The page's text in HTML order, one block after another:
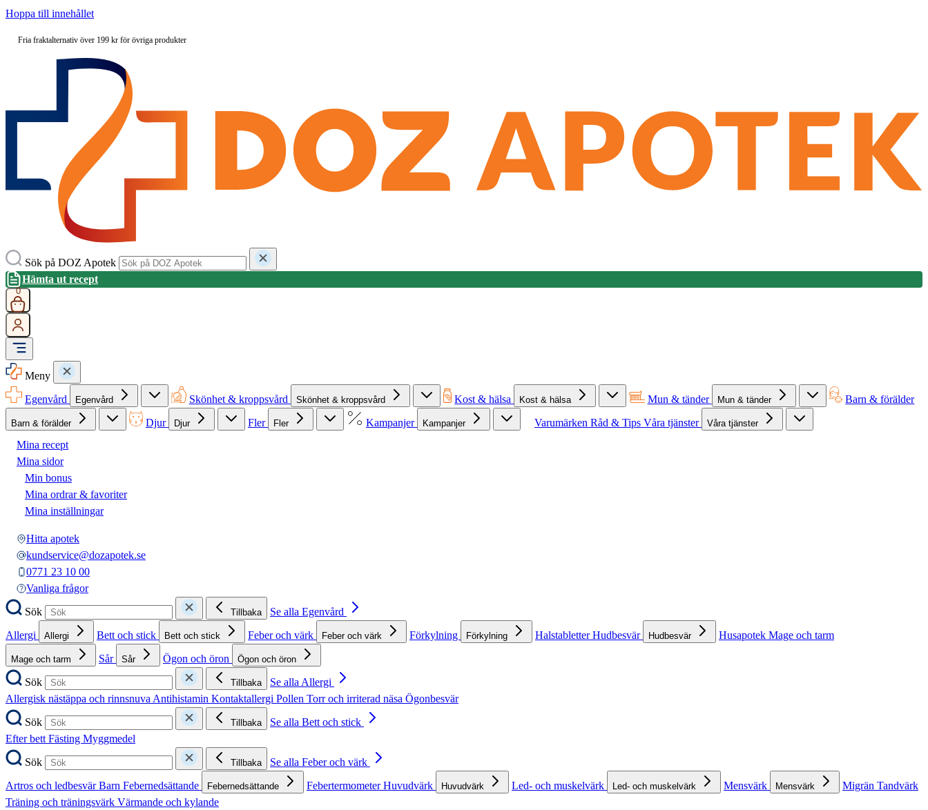
Hoppa till innehållet
Fria fraktalternativ över 199 kr för övriga produkter
Sök på DOZ Apotek
Hämta ut recept
0
Meny
Egenvård
Egenvård Skönhet & kroppsvård Skönhet & kroppsvård Kost & hälsa Kost & hälsa Mun & tänder Mun & tänder Barn & förälder
Barn & förälder Djur Djur Fler Fler Kampanjer Kampanjer Varumärken Råd & Tips Våra tjänster Våra tjänster
Mina recept
Mina sidor
Min bonus
Mina ordrar & favoriter
Mina inställningar
Hitta apotek
kundservice@dozapotek.se
0771 23 10 00
Vanliga frågor
Sök
Tillbaka
Se alla Egenvård
Allergi
Allergi Bett och stick Bett och stick Feber och värk Feber och värk Förkylning Förkylning HalstabletterHudbesvär Hudbesvär Husapotek Mage och tarm
Mage och tarm Sår Sår Ögon och öron Ögon och öron
Sök Tillbaka
Se alla Allergi
Allergisk nästäppa och rinnsnuva Antihistamin Kontaktallergi Pollen Torr och irriterad näsa Ögonbesvär
Sök
Tillbaka
Se alla Bett och stick
Efter bett Fästing Myggmedel
Sök
Tillbaka
Se alla Feber och värk
Artros och ledbesvärBarn Febernedsättande Febernedsättande FebertermometerHuvudvärk Huvudvärk Led- och muskelvärk Led- och muskelvärk Mensvärk Mensvärk Migrän Tandvärk
Träning och träningsvärk Värmande och kylande